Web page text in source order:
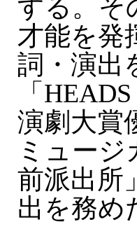
する。そ
才能を発
詞・演出
「
演劇大賞
ミュー
前派出所
出を務め